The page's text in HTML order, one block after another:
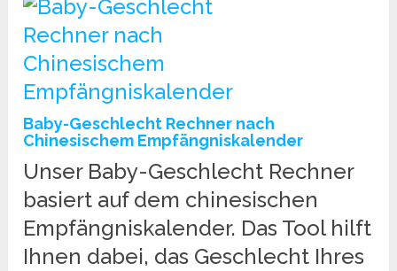
Baby-Geschlecht Rechner nach
Chinesischem Empfängniskalender
Unser Baby-Geschlecht Rechner
basiert auf dem chinesischen
Empfängniskalender. Das Tool hilft
Ihnen dabei, das Geschlecht Ihres